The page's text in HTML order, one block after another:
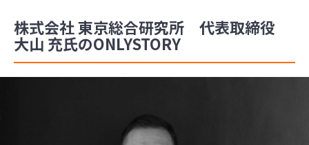
株式会社 東京総合研究所 代表取締役
大山 充氏のONLYSTORY